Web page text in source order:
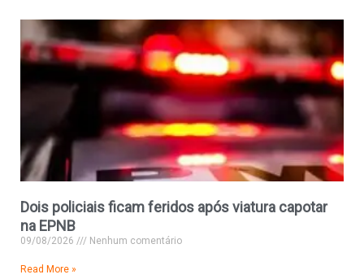
Dois policiais ficam feridos após viatura capotar
na EPNB
09/08/2026 Nenhum comentário
Read More »